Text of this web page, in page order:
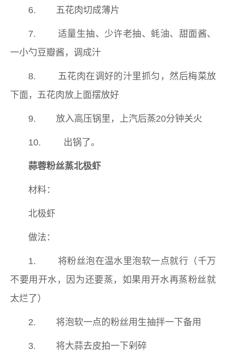
6. 五花肉切成薄片
7. 适量生抽、少许老抽、蚝油、甜面酱、
一小勺豆瓣酱，调成汁
8. 五花肉在调好的汁里抓匀，然后梅菜放
下面，五花肉放上面摆放好
9. 放入高压锅里，上汽后蒸20分钟关火
10. 出锅了。
蒜蓉粉丝蒸北极虾
材料：
北极虾
做法：
1. 将粉丝泡在温水里泡软一点就行（千万
不要用开水，因为还要蒸，如果用开水再蒸粉丝就
太烂了）
2. 将泡软一点的粉丝用生抽拌一下备用
3. 将大蒜去皮拍一下剁碎